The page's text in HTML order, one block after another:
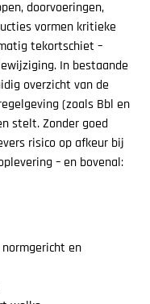
doorvoeringen,
vormen kritieke
tekortschiet –
In bestaande
overzicht van de
(zoals Bbl en
stelt. Zonder goed
risico op afkeur bij
– en bovenal:
en